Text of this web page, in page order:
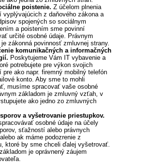
poistenie. Z účelom plnenia
vyplývajúcich z daňového zákona a
spojených so sociálnym
a poistením sme povinní
určité osobné údaje. Právnym
zákonná povinnosť zmluvnej strany.
komunikačných a informačných
Poskytujeme Vám IT vybavenie a
potrebujete pre výkon svojich
pre ako napr. firemný mobilný telefón
konto. Aby sme to mohli
musíme spracovať vaše osobné
základom je zmluvný vzťah, v
ako jedno zo zmluvných
a vyšetrovanie priestupkov.
osobné údaje na účely
sťažností alebo právnych
ak máme podozrenie z
ktoré by sme chceli ďalej vyšetrovať.
je oprávnený záujem